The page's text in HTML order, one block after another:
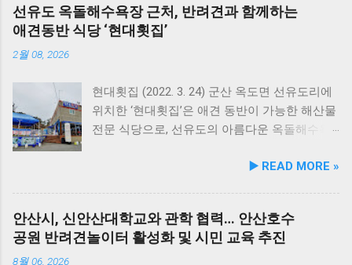
강 고민을 식사만으로 간편하게 관리할 수 있도
록 설계된 점이 핵심이다. 기존 레시피의 기호
수 있는 데일리 영양 케어 제품으로 업그레이드
됐다. 리뉴얼 라인업은 국내산 닭가슴살을 베이
스로 영역별 기능성 성분을 더한 4종으로 구성
홍합, 보스웰리아, 상어 연골을 배합해 관절과
슬을 배합해 눈 건강과 항산화를 돕는다. 닭가슴
살&연어 빛나는 피모 : 오메가-3가 풍부한 연어
선유도 옥돌해수욕장 근처, 반려견과 함께하는
애견동반 식당 ‘현대횟집’
2월 08, 2026
현대횟집 (2022. 3. 24) 군산 옥도면 선유도리에
위치한 ‘현대횟집’은 애견 동반이 가능한 해산물
전문 식당으로, 선유도의 아름다운 옥돌해수욕
즐기기에 안성맞춤인 곳입니다. 옥돌해수욕장
지요. 옥돌해수욕장 풍경 현대횟집은 해수욕장
입구 부근에 자리해 있어 산책 후 편안하게 식사
▶️ READ MORE »
안산시, 신안산대학교와 관학 협력… 안산호수
공원 반려견놀이터 활성화 및 시민 교육 추진
8월 06, 2026